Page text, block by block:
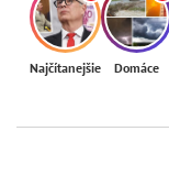
Najčítanejšie Domáce